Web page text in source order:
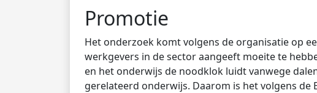
Promotie
Het onderzoek komt volgens de organisatie op
werkgevers in de sector aangeeft moeite te
en het onderwijs de noodklok luidt vanwege
gerelateerd onderwijs. Daarom is het volgens de